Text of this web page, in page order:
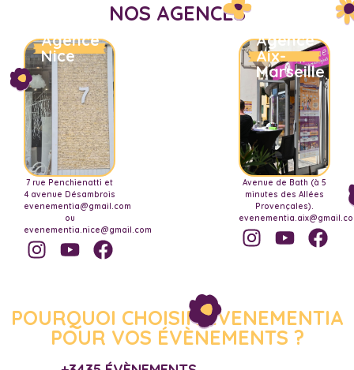
NOS AGENCES
Agence
Nice
7 rue Penchienatti et
4 avenue Désambrois
evenementia@gmail.com
ou
evenementia.nice@gmail.com
Agence
Aix-
Marseille
Avenue de Bath (à 5
minutes des Allées
Provençales).
POURQUOI CHOISIR EVENEMENTIA
POUR VOS ÉVÈNEMENTS ?